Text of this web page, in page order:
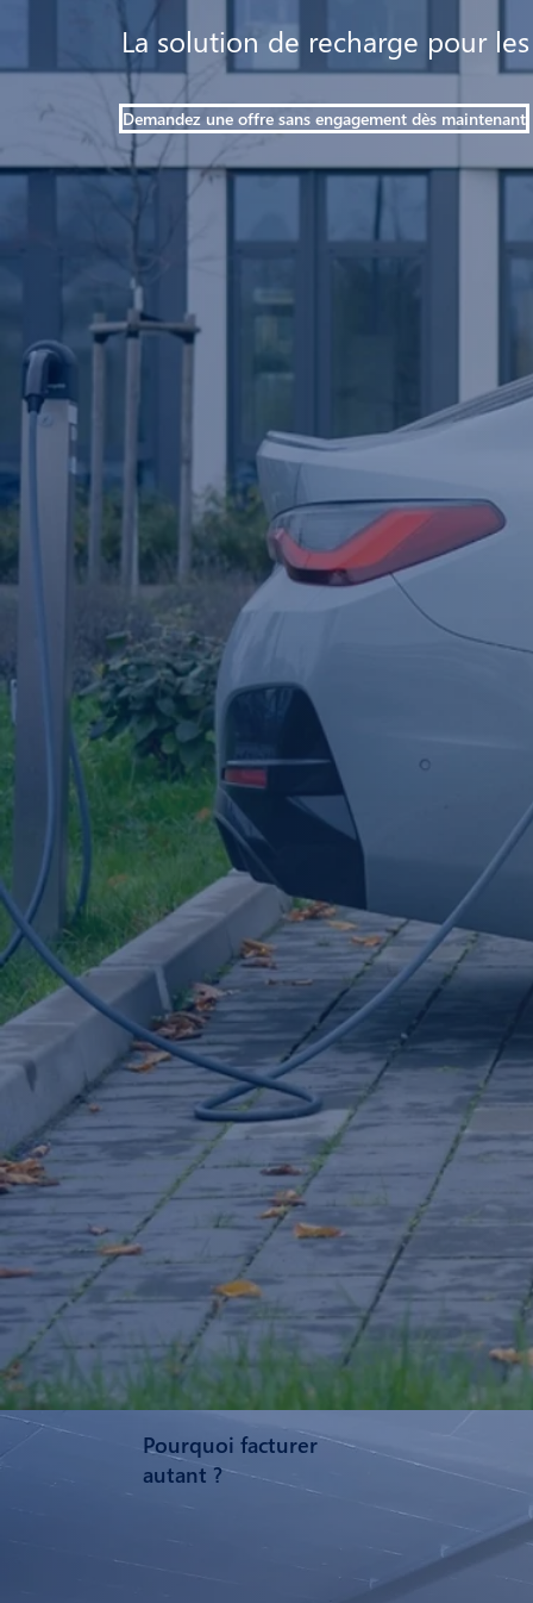
La solution de recharge pour
Demandez une offre sans engagement dès maintenant
Pourquoi facturer
autant ?